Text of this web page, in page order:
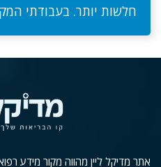
חלשות יותר. בעבודתי
אתר מדיקל ליין מהווה מקור מידע